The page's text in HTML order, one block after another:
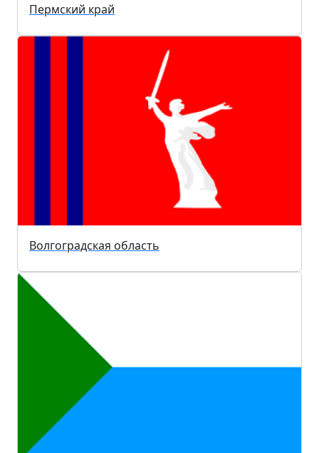
Пермский край
Волгоградская область